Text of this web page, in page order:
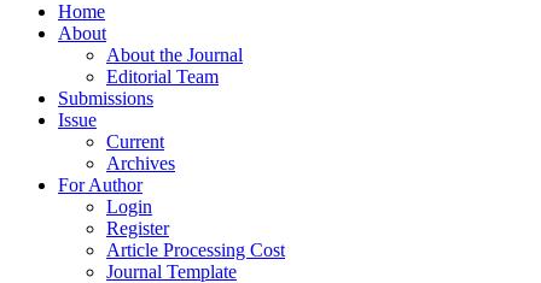
Home
About
About the Journal
Editorial Team
Submissions
Issue
Current
Archives
For Author
Login
Register
Article Processing Cost
Journal Template